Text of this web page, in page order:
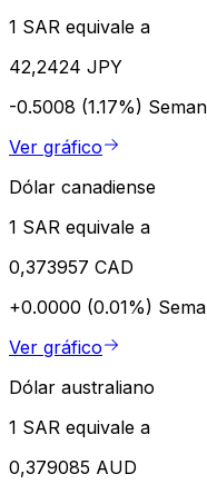
1 SAR equivale a
42,2424 JPY
-0.5008 (1.17%)
Ver gráfico
Dólar canadiense
1 SAR equivale a
0,373957 CAD
+0.0000 (0.01%)
Ver gráfico
Dólar australiano
1 SAR equivale a
0,379085 AUD